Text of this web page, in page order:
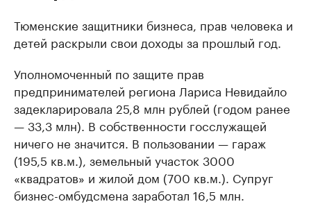
Тюменские защитники бизнеса, прав человека и
детей раскрыли свои доходы за прошлый год.
Уполномоченный по защите прав
предпринимателей региона Лариса Невидайло
задекларировала 25,8 млн рублей (годом ранее
— 33,3 млн). В собственности госслужащей
ничего не значится. В пользовании — гараж
(195,5 кв.м.), земельный участок 3000
«квадратов» и жилой дом (700 кв.м.). Супруг
бизнес-омбудсмена заработал 16,5 млн.